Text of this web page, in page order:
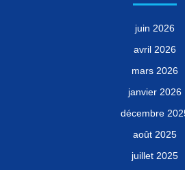
juin 2026
avril 2026
mars 2026
janvier 2026
décembre
août 2025
juillet 2025